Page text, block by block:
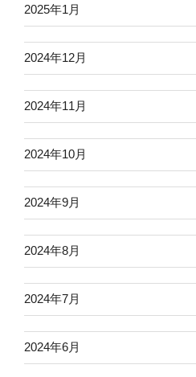
2025年1月
2024年12月
2024年11月
2024年10月
2024年9月
2024年8月
2024年7月
2024年6月